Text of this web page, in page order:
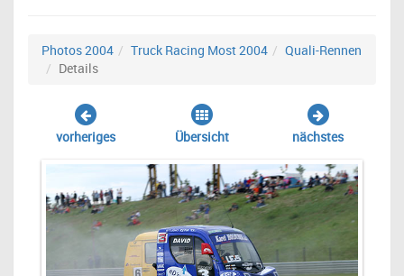
Photos 2004 Truck Racing Most 2004
Quali-Rennen
Details
vorheriges Übersicht nächstes